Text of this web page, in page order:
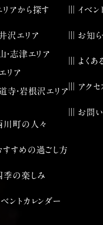
リアから探す
沢エリア
・志津エリア
リア
寺・岩根沢エリア
川町の人々
すすめの過ごし方
季の楽しみ
ベントカレンダー
イベン
お知ら
よくあ
アクセ
お問